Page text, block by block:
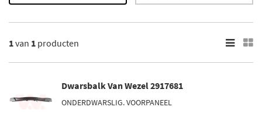
Inbouwplaats
Onder (1)
1van 1 producten
Dwarsbalk Van Wezel 2917681
ONDERDWARSLIG. VOORPANEEL